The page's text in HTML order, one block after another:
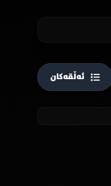
ئەڵقەکان